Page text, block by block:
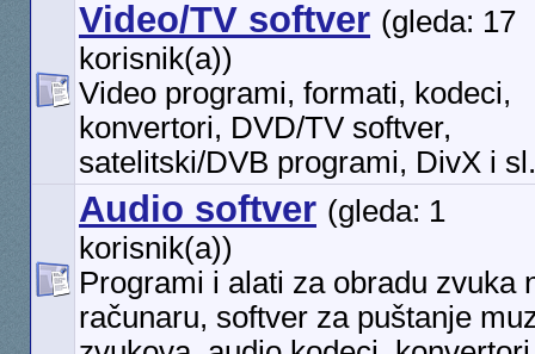
Video/TV softver (gleda: 17
korisnik(a))
Video programi, formati, kodeci,
konvertori, DVD/TV softver,
satelitski/DVB programi, DivX i sl.
Audio softver (gleda: 1
korisnik(a))
Programi i alati za obradu zvuka
računaru, softver za puštanje